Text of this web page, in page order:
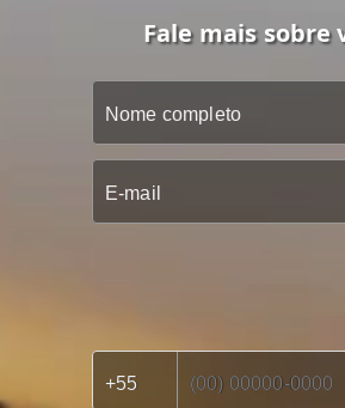
Fale mais sobre